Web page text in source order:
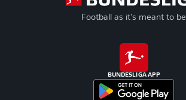
Football as it's meant to be
BUNDESLIGA APP